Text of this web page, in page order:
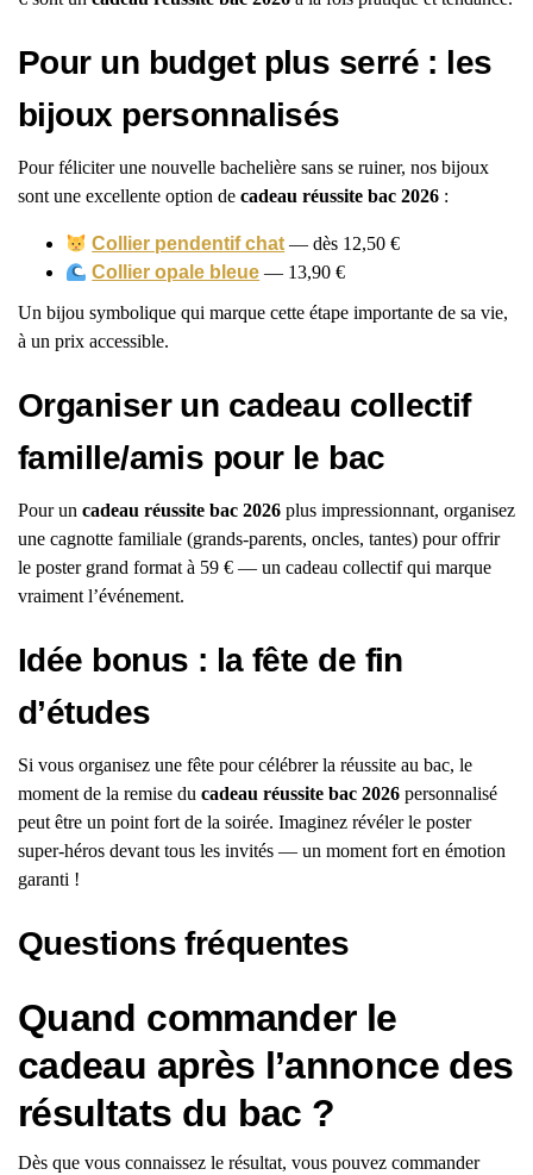
Pour un budget plus serré : les
bijoux personnalisés
Pour féliciter une nouvelle bachelière sans se ruiner, nos bijoux
sont une excellente option de cadeau réussite bac 2026 :
Collier pendentif chat — dès 12,50 €
Collier opale bleue — 13,90 €
Un bijou symbolique qui marque cette étape importante de sa vie,
à un prix accessible.
Organiser un cadeau collectif
famille/amis pour le bac
Pour un cadeau réussite bac 2026 plus impressionnant, organisez
une cagnotte familiale (grands-parents, oncles, tantes) pour offrir
le poster grand format à 59 € — un cadeau collectif qui marque
vraiment l’événement.
Idée bonus : la fête de fin
d’études
Si vous organisez une fête pour célébrer la réussite au bac, le
moment de la remise du cadeau réussite bac 2026 personnalisé
peut être un point fort de la soirée. Imaginez révéler le poster
super-héros devant tous les invités — un moment fort en émotion
garanti !
Questions fréquentes
Quand commander le
cadeau après l’annonce des
résultats du bac ?
Dès que vous connaissez le résultat, vous pouvez commander